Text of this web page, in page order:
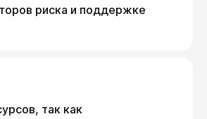
риска и поддержке
так как